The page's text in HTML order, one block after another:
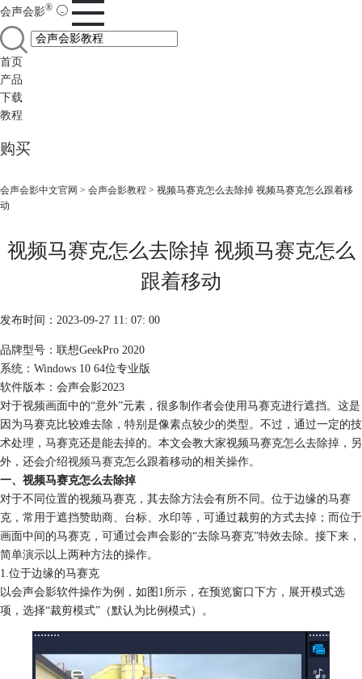
会声会影®
首页
产品
下载
教程
购买
会声会影中文官网 > 会声会影教程 > 视频马赛克怎么去除掉 视频马赛克怎么跟着移
动
视频马赛克怎么去除掉 视频马赛克怎么
跟着移动
发布时间：2023-09-27 11: 07: 00
品牌型号：联想GeekPro 2020
系统：Windows 10 64位专业版
软件版本：会声会影2023
对于视频画面中的“意外”元素，很多制作者会使用马赛克进行遮挡。这是
因为马赛克比较难去除，特别是像素点较少的类型。不过，通过一定的技
术处理，马赛克还是能去掉的。本文会教大家视频马赛克怎么去除掉，另
外，还会介绍视频马赛克怎么跟着移动的相关操作。
一、视频马赛克怎么去除掉
对于不同位置的视频马赛克，其去除方法会有所不同。位于边缘的马赛
克，常用于遮挡赞助商、台标、水印等，可通过裁剪的方式去掉；而位于
画面中间的马赛克，可通过会声会影的“去除马赛克”特效去除。接下来，
简单演示以上两种方法的操作。
1.位于边缘的马赛克
以会声会影软件操作为例，如图1所示，在预览窗口下方，展开模式选
项，选择“裁剪模式”（默认为比例模式）。